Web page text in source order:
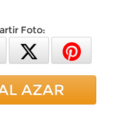
Foto:
AZAR